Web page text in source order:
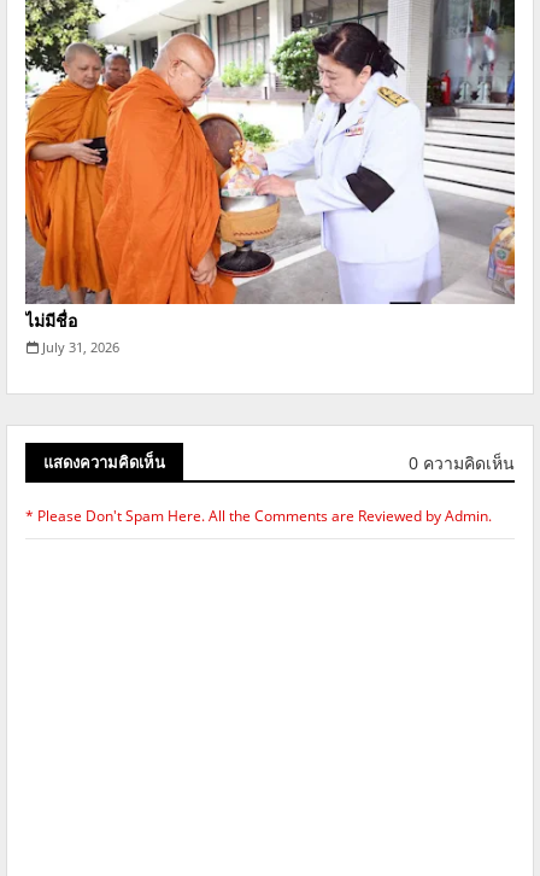
ไม่มีชื่อ
July 31, 2026
แสดงความคิดเห็น 0 ความคิดเห็น
* Please Don't Spam Here. All the Comments are Reviewed by Admin.